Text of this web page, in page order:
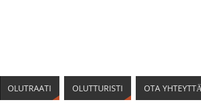
OLUTRAATI OLUTTURISTI OTA